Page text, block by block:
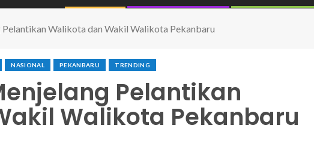
Walikota dan Wakil Walikota Pekanbaru
NASIONAL PEKANBARU TRENDING
Pelantikan
Walikota Pekanbaru